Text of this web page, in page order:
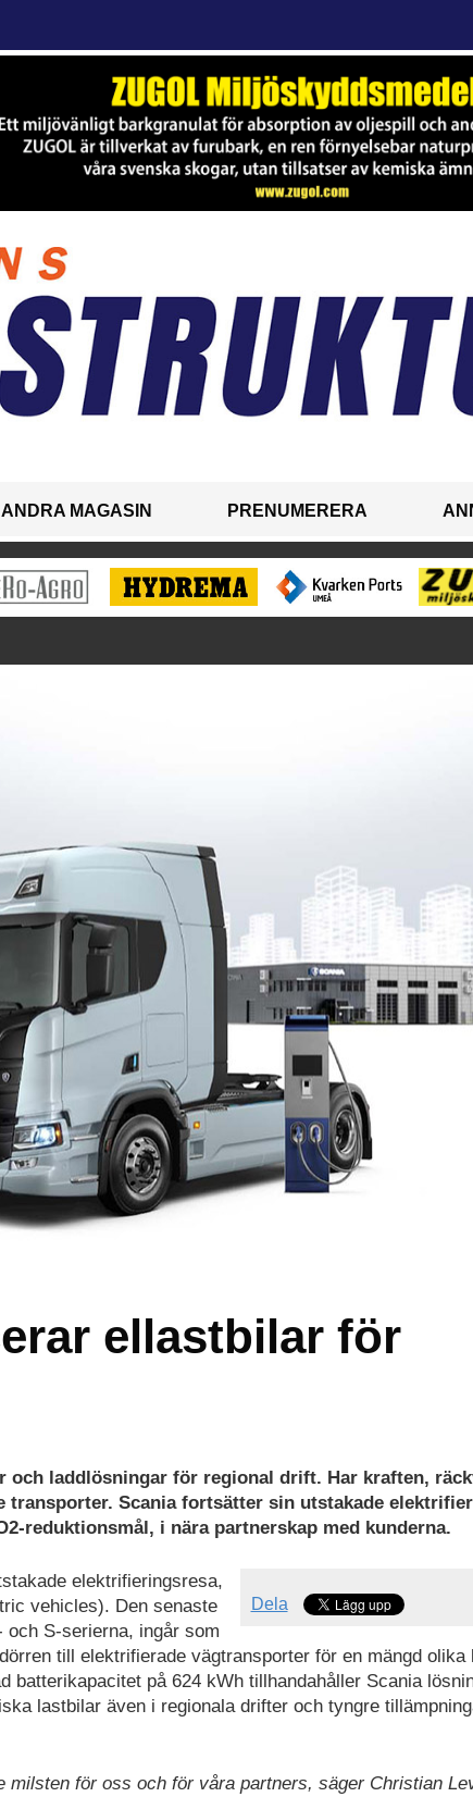
MAGASIN PRENUMERERA
ellastbilar för
laddlösningar för regional drift. Har kraften,
transporter. Scania fortsätter sin utstakade
reduktionsmål, i nära partnerskap med kunderna.
Dela
elektrifieringsresa,
vehicles). Den senaste
S-serierna, ingår som
till elektrifierade vägtransporter för en mängd olika
batterikapacitet på 624 kWh tillhandahåller Scania
lastbilar även i regionala drifter och tyngre
milsten för oss och för våra partners, säger Christian